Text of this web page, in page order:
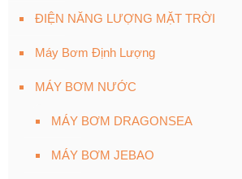
ĐIỆN NĂNG LƯỢNG MẶT TRỜI
Máy Bơm Định Lượng
MÁY BƠM NƯỚC
MÁY BƠM DRAGONSEA
MÁY BƠM JEBAO